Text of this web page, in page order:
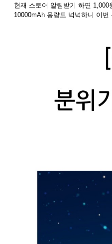
현재 스토어 알림받기 하면
10000mAh 용량도 넉넉하니 이